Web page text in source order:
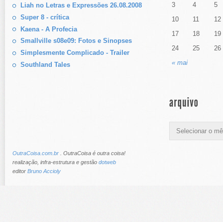
Liah no Letras e Expressões 26.08.2008
Super 8 - crítica
Kaena - A Profecia
Smallville s08e09: Fotos e Sinopses
Simplesmente Complicado - Trailer
Southland Tales
« mai
3 4
5
10
11
12
17
18
19
24
25 26
OutraCoisa.com.br . OutraCoisa é outra coisa!
realização, infra-estrutura e gestão dotweb
editor Bruno Accioly